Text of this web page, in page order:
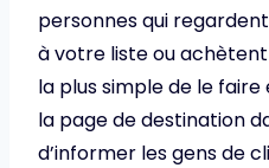
personnes qui
à votre liste ou
la plus simple de le faire
la page de destination
d’informer les gens de